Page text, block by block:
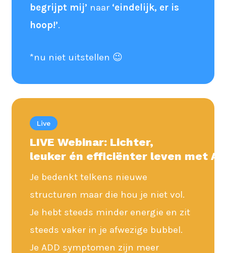
begrijpt mij’ naar ‘eindelijk, er is
hoop!’.
*nu niet uitstellen 😉
Live
LIVE Webinar: Lichter,
leuker én efficiënter leven met
Je bedenkt telkens nieuwe
structuren maar die hou je niet vol.
Je hebt steeds minder energie en zit
steeds vaker in je afwezige bubbel.
Je ADD symptomen zijn meer